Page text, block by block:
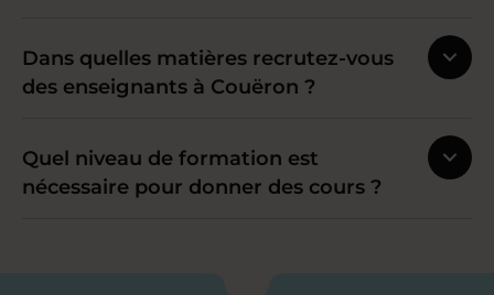
Dans quelles matières recrutez-vous
des enseignants à Couëron ?
Quel niveau de formation est
nécessaire pour donner des cours ?